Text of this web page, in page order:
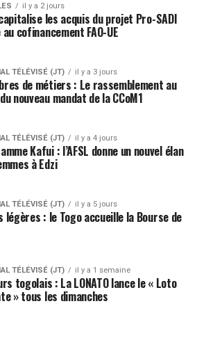
il y a 2 jours
les acquis du projet Pro-SADI
cofinancement FAO-UE
TÉLÉVISÉ (JT) il y a 3 jours
de métiers : Le rassemblement au
nouveau mandat de la CCoM1
TÉLÉVISÉ (JT) il y a 4 jours
Kafui : l’AFSL donne un nouvel élan
à Edzi
TÉLÉVISÉ (JT) il y a 5 jours
légères : le Togo accueille la Bourse de
TÉLÉVISÉ (JT) il y a 1 semaine
togolais : La LONATO lance le « Loto
» tous les dimanches